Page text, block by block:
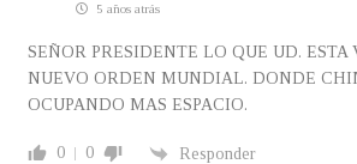
5 años atrás
SEÑOR PRESIDENTE LO QUE UD. ESTA
NUEVO ORDEN MUNDIAL. DONDE
OCUPANDO MAS ESPACIO.
0 0 Responder